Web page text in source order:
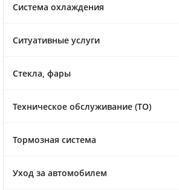
Система охлаждения
Ситуативные услуги
Стекла, фары
Техническое обслуживание (ТО)
Тормозная система
Уход за автомобилем